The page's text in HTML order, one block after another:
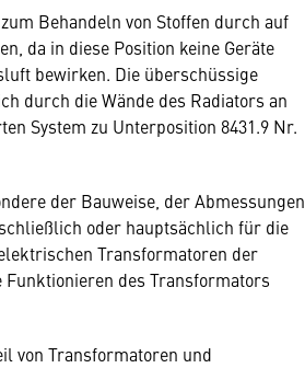
Behandeln von Stoffen durch auf
da in diese Position keine Geräte
bewirken. Die überschüssige
durch die Wände des Radiators an
System zu Unterposition 8431.9 Nr.
der Bauweise, der Abmessungen
oder hauptsächlich für die
Transformatoren der
des Transformators
von Transformatoren und